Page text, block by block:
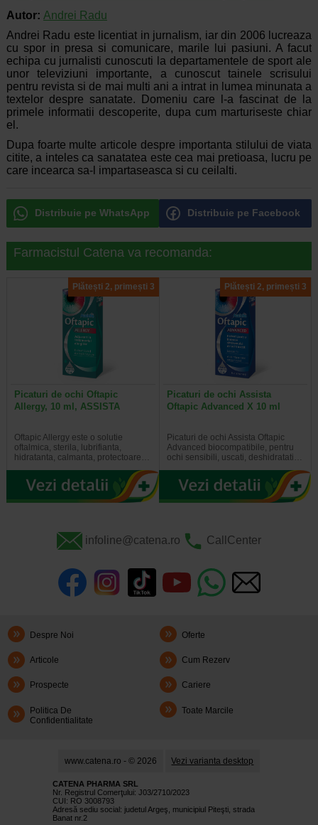
Autor: Andrei Radu
Andrei Radu este licentiat in jurnalism, iar din 2006 lucreaza
cu spor in presa si comunicare, marile lui pasiuni. A facut
echipa cu jurnalisti cunoscuti la departamentele de sport ale
unor televiziuni importante, a cunoscut tainele scrisului
pentru revista si de mai multi ani a intrat in lumea minunata a
textelor despre sanatate. Domeniu care l-a fascinat de la
primele informatii descoperite, dupa cum marturiseste chiar
el.
Dupa foarte multe articole despre importanta stilului de viata
citite, a inteles ca sanatatea este cea mai pretioasa, lucru pe
care incearca sa-l impartaseasca si cu ceilalti.
Distribuie pe WhatsApp Distribuie pe Facebook
Farmacistul Catena va recomanda:
Plătești 2, primești 3
Picaturi de ochi Oftapic
Allergy, 10 ml, ASSISTA
Oftapic Allergy este o solutie
oftalmica, sterila, lubrifianta,
hidratanta, calmanta, protectoare…
Plătești 2, primești 3
Picaturi de ochi Assista
Oftapic Advanced X 10 ml
Picaturi de ochi Assista Oftapic
Advanced biocompatibile, pentru
ochi sensibili, uscati, deshidratati…
infoline@catena.ro CallCenter
Despre Noi Oferte
Articole Cum Rezerv
Prospecte Cariere
Politica De
Confidentialitate
Toate Marcile
www.catena.ro - © 2026 Vezi varianta desktop
CATENA PHARMA SRL
Nr. Registrul Comerţului: J03/2710/2023
CUI: RO 3008793
Adresă sediu social: judetul Argeş, municipiul Piteşti, strada
Banat nr.2